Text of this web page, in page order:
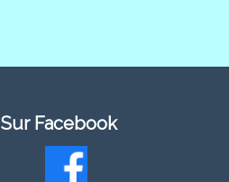
Sur Facebook